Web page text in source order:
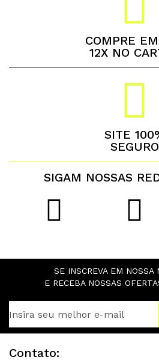
COMPRE
12X NO
SITE
SEGURO
SIGAM NOSSAS
SE INSCREVA EM NOSSA
E RECEBA NOSSAS
Contato: